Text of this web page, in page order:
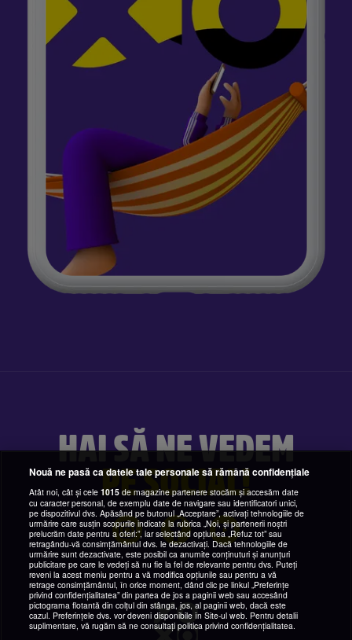
HAI SĂ NE VEDEM
PE SOCIAL!
Nouă ne pasă ca datele tale personale să rămână confidențiale
Atât noi, cât și cele1015 de magazine partenere stocăm și accesăm date
cu caracter personal, de exemplu date de navigare sau identificatori unici,
pe dispozitivul dvs. Apăsând pe butonul „Acceptare”, activați tehnologiile de
urmărire care susțin scopurile indicate la rubrica „Noi, și partenerii noștri
prelucrăm date pentru a oferi:”, iar selectând opțiunea „Refuz tot” sau
retragându-vă consimțământul dvs. le dezactivați. Dacă tehnologiile de
urmărire sunt dezactivate, este posibil ca anumite conținuturi și anunțuri
publicitare pe care le vedeți să nu fie la fel de relevante pentru dvs. Puteți
reveni la acest meniu pentru a vă modifica opțiunile sau pentru a vă
retrage consimțământul, în orice moment, dând clic pe linkul „Preferințe
privind confidențialitatea” din partea de jos a paginii web sau accesând
pictograma flotantă din colțul din stânga, jos, al paginii web, dacă este
cazul. Preferințele dvs. vor deveni disponibile în Site-ul web. Pentru detalii
suplimentare, vă rugăm să ne consultați politica privind confidențialitatea.